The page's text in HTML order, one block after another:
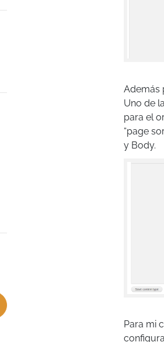
Además
Uno de
para el
“page
y Body.
Para mi